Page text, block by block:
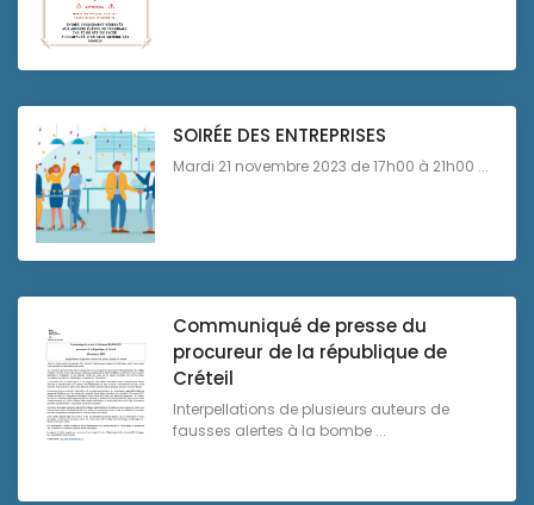
SOIRÉE DES ENTREPRISES
Mardi 21 novembre 2023 de 17h00 à 21h00 ...
Communiqué de presse du
procureur de la république de
Créteil
Interpellations de plusieurs auteurs de
fausses alertes à la bombe ...